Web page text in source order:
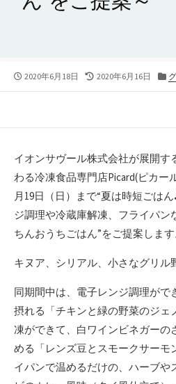
公
2020年6月18日
最
2020年6月16日
カ
イオンサヴール株式会社が展開す
わる冷凍食品専門店Picard(ピカー
月19日（日）まで“夏は時短ごは
ジ調理や冷蔵庫解凍、フライパン
ちんおうちごはん”をご提案します
キヌア、シリアル、小さなグリル
同期間中は、電子レンジ調理がで
摂れる「チキンと緑の野菜のジェ
凍ができて、白ワインビネガーの
める「レンズ豆とスモークサーモ
イパンで温めるだけの、ハーブや